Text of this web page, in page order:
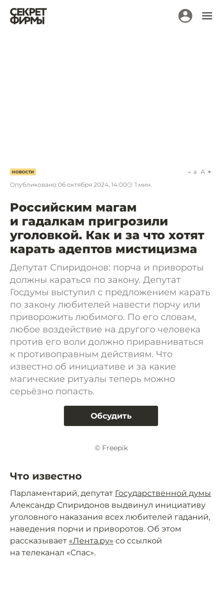
НОВОСТИ
Опубликовано 06 октября 2024, 14:00 1 мин.
a A
Российским магам
и гадалкам пригрозили
уголовкой. Как и за что хотят
карать адептов мистицизма
Депутат Спиридонов: порча и привороты
должны караться по закону. Депутат
Госдумы выступил с предложением карать
по закону любителей навести порчу или
приворожить любимого. По его словам,
любое воздействие на другого человека
против его воли должно приравниваться
к противоправным действиям. Что
известно об инициативе и за какие
магические ритуалы теперь можно
серьёзно попасть.
Обсудить
© Freepik
Что известно
Парламентарий, депутат Государственной думы
Александр Спиридонов выдвинул инициативу
уголовного наказания всех любителей гаданий,
наведения порчи и приворотов. Об этом
рассказывает «Лента.ру» со ссылкой
на телеканал «Спас».